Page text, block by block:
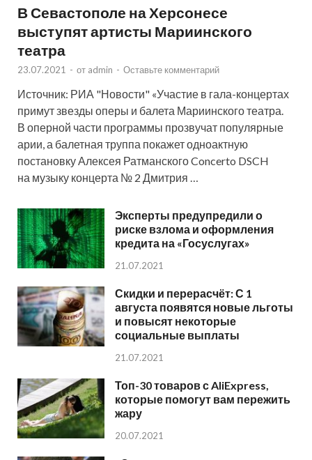
В Севастополе на Херсонесе
выступят артисты Мариинского
театра
23.07.2021 - от admin - Оставьте комментарий
Источник: РИА "Новости" «Участие в гала-концертах
примут звезды оперы и балета Мариинского театра.
В оперной части программы прозвучат популярные
арии, а балетная труппа покажет одноактную
постановку Алексея Ратманского Concerto DSCH
на музыку концерта № 2 Дмитрия …
Эксперты предупредили о
риске взлома и оформления
кредита на «Госуслугах»
21.07.2021
Скидки и перерасчёт: С 1
августа появятся новые льготы
и повысят некоторые
социальные выплаты
21.07.2021
Топ-30 товаров с AliExpress,
которые помогут вам пережить
жару
20.07.2021